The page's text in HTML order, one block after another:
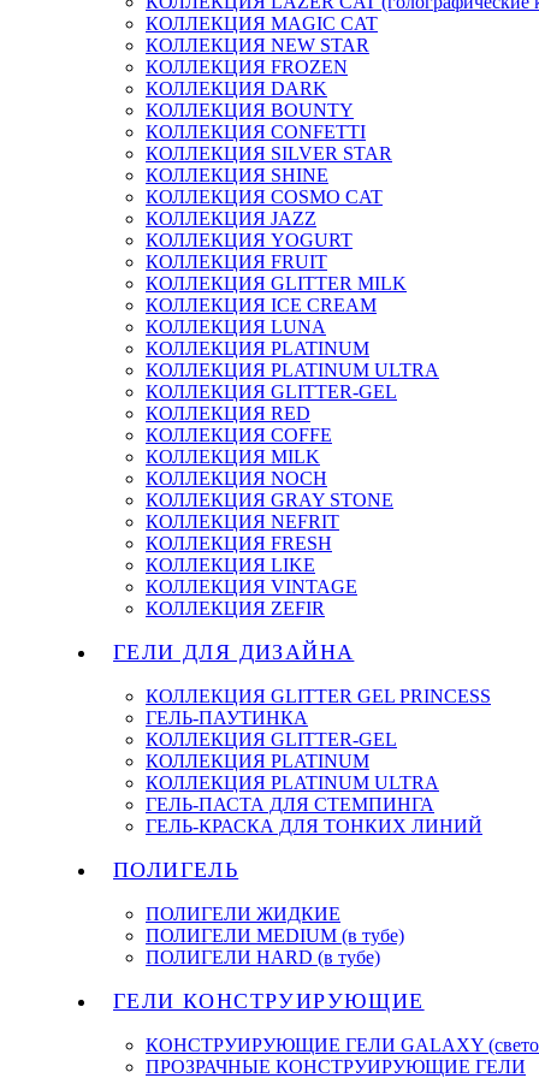
КОЛЛЕКЦИЯ MAGIC CAT
КОЛЛЕКЦИЯ NEW STAR
КОЛЛЕКЦИЯ FROZEN
КОЛЛЕКЦИЯ DARK
КОЛЛЕКЦИЯ BOUNTY
КОЛЛЕКЦИЯ CONFETTI
КОЛЛЕКЦИЯ SILVER STAR
КОЛЛЕКЦИЯ SHINE
КОЛЛЕКЦИЯ COSMO CAT
КОЛЛЕКЦИЯ JAZZ
КОЛЛЕКЦИЯ YOGURT
КОЛЛЕКЦИЯ FRUIT
КОЛЛЕКЦИЯ GLITTER MILK
КОЛЛЕКЦИЯ ICE CREAM
КОЛЛЕКЦИЯ LUNA
КОЛЛЕКЦИЯ PLATINUM
КОЛЛЕКЦИЯ PLATINUM ULTRA
КОЛЛЕКЦИЯ GLITTER-GEL
КОЛЛЕКЦИЯ RED
КОЛЛЕКЦИЯ COFFE
КОЛЛЕКЦИЯ MILK
КОЛЛЕКЦИЯ NOCH
КОЛЛЕКЦИЯ GRAY STONE
КОЛЛЕКЦИЯ NEFRIT
КОЛЛЕКЦИЯ FRESH
КОЛЛЕКЦИЯ LIKE
КОЛЛЕКЦИЯ VINTAGE
КОЛЛЕКЦИЯ ZEFIR
ГЕЛИ ДЛЯ ДИЗАЙНА
КОЛЛЕКЦИЯ GLITTER GEL PRINCESS
ГЕЛЬ-ПАУТИНКА
КОЛЛЕКЦИЯ GLITTER-GEL
КОЛЛЕКЦИЯ PLATINUM
КОЛЛЕКЦИЯ PLATINUM ULTRA
ГЕЛЬ-ПАСТА ДЛЯ СТЕМПИНГА
ГЕЛЬ-КРАСКА ДЛЯ ТОНКИХ ЛИНИЙ
ПОЛИГЕЛЬ
ПОЛИГЕЛИ ЖИДКИЕ
ПОЛИГЕЛИ MEDIUM (в тубе)
ПОЛИГЕЛИ HARD (в тубе)
ГЕЛИ КОНСТРУИРУЮЩИЕ
КОНСТРУИРУЮЩИЕ ГЕЛИ GALAXY
ПРОЗРАЧНЫЕ КОНСТРУИРУЮЩИЕ ГЕЛИ